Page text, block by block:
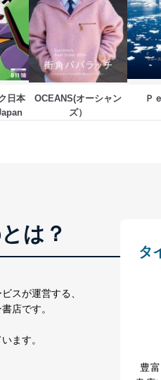
に対応させていただきます。
山マガジンサービス 個人情報問い
223
7073
2月20日
4月1日
人情報保護管理者を設置し、個
マガジンサービス
西野 伸一郎
理者: 経営管理グループディレク
う開示対象個人情報の利用目的は
日本
OCEANS(オーシャン
ズ）
Ｐ
は？
スが運営する、
店です。
ます。
タ
豊